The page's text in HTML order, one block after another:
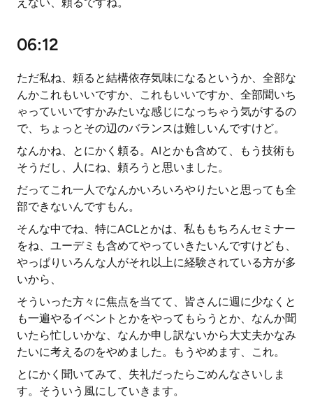
06:12
ただ私ね、頼ると結構依存気味になるというか、全部な
んかこれもいいですか、これもいいですか、全部聞いち
ゃっていいですかみたいな感じになっちゃう気がするの
で、ちょっとその辺のバランスは難しいんですけど。
なんかね、とにかく頼る。AIとかも含めて、もう技術も
そうだし、人にね、頼ろうと思いました。
だってこれ一人でなんかいろいろやりたいと思っても全
部できないんですもん。
そんな中でね、特にACLとかは、私ももちろんセミナー
をね、ユーデミも含めてやっていきたいんですけども、
やっぱりいろんな人がそれ以上に経験されている方が多
いから、
そういった方々に焦点を当てて、皆さんに週に少なくと
も一遍やるイベントとかをやってもらうとか、なんか聞
いたら忙しいかな、なんか申し訳ないから大丈夫かなみ
たいに考えるのをやめました。もうやめます、これ。
とにかく聞いてみて、失礼だったらごめんなさいしま
す。そういう風にしていきます。